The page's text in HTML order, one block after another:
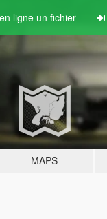
ligne un fichier
MAPS